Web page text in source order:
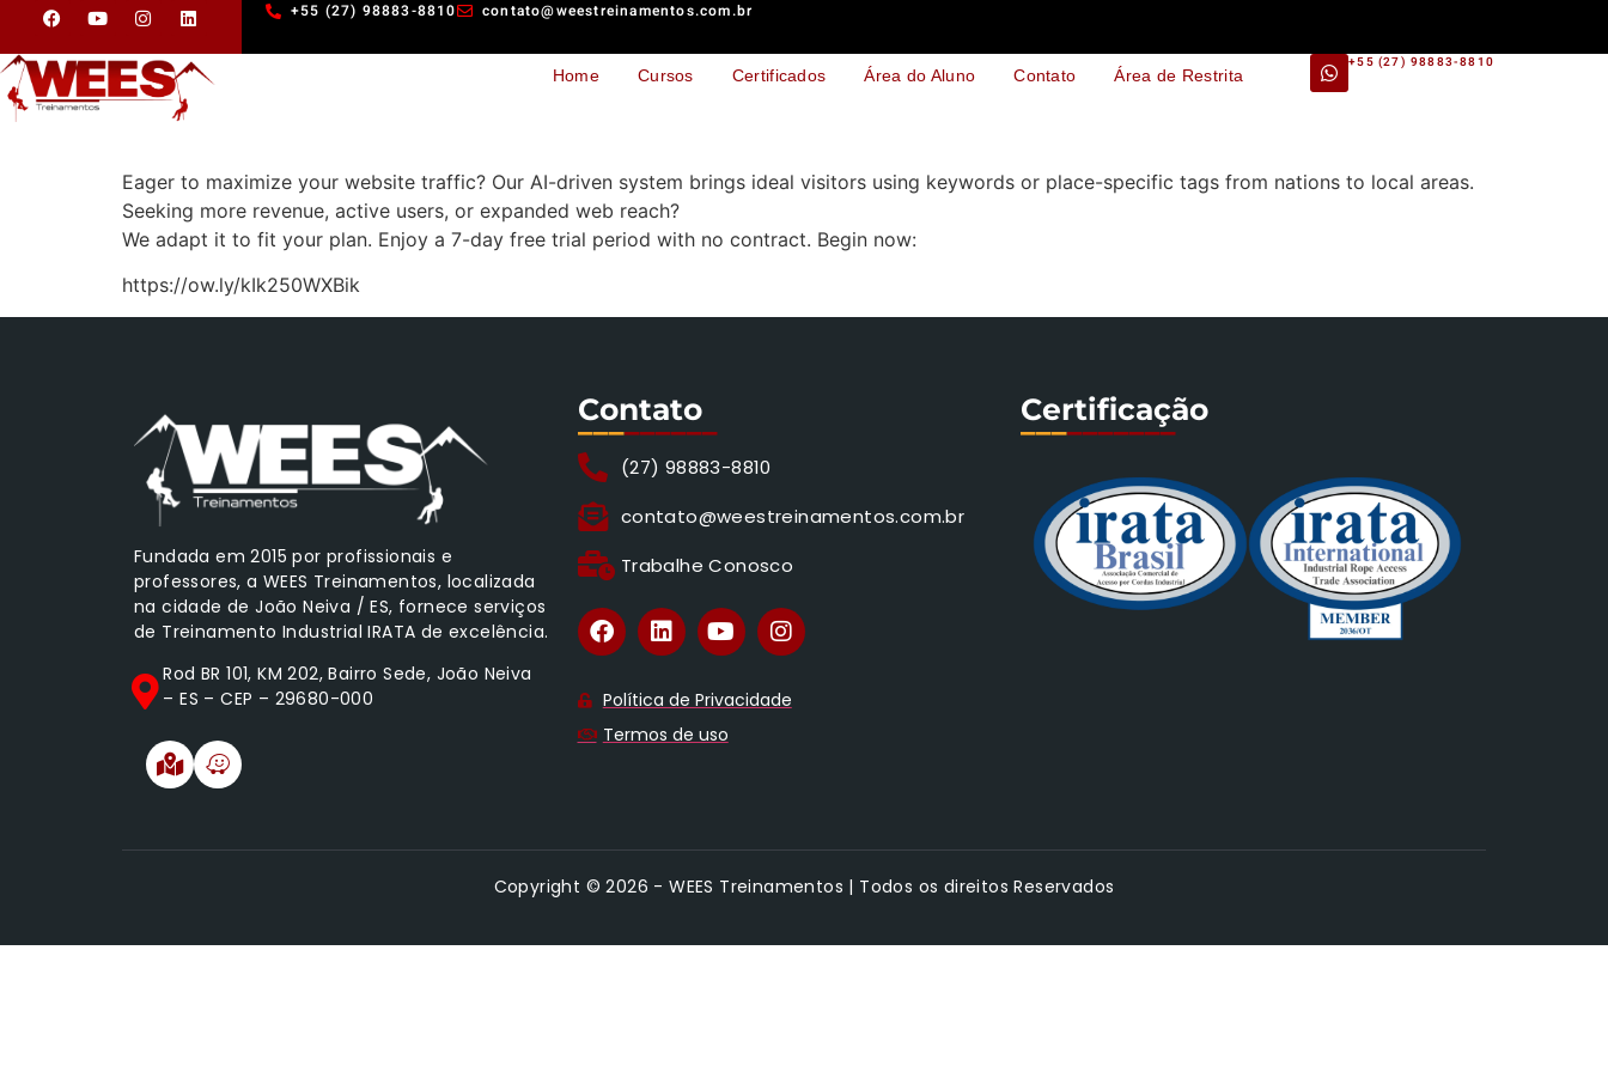
+55 (27) 98883-8810 contato@weestreinamentos.com.br
Home Cursos Certificados Área do Aluno Contato Área de Restrita
+55 (27) 98883-8810
Eager to maximize your website traffic? Our AI-driven system brings ideal visitors using keywords or place-specific tags from nations to local areas.
Seeking more revenue, active users, or expanded web reach?
We adapt it to fit your plan. Enjoy a 7-day free trial period with no contract. Begin now:
https://ow.ly/kIk250WXBik
Fundada em 2015 por profissionais e
professores, a WEES Treinamentos, localizada
na cidade de João Neiva / ES, fornece serviços
de Treinamento Industrial IRATA de excelência.
Rod BR 101, KM 202, Bairro Sede, João Neiva
– ES – CEP – 29680-000
Contato
(27) 98883-8810
contato@weestreinamentos.com.br
Trabalhe Conosco
_________
Política de Privacidade
Termos de uso
Certificação
__________
Copyright © 2026 - WEES Treinamentos | Todos os direitos Reservados